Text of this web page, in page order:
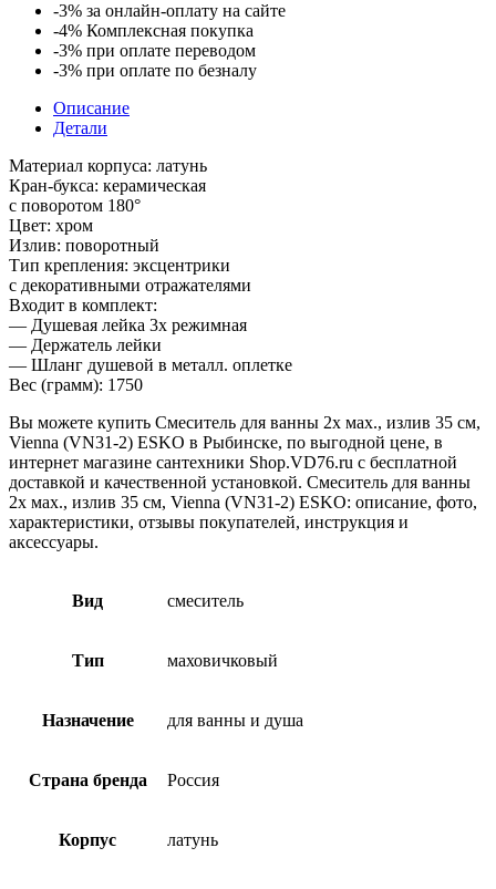
-3% за онлайн-оплату на сайте
-4% Комплексная покупка
-3% при оплате переводом
-3% при оплате по безналу
Описание
Детали
Материал корпуса: латунь
Кран-букса: керамическая
с поворотом 180°
Цвет: хром
Излив: поворотный
Тип крепления: эксцентрики
с декоративными отражателями
Входит в комплект:
— Душевая лейка 3х режимная
— Держатель лейки
— Шланг душевой в металл. оплетке
Вес (грамм): 1750
Вы можете купить Смеситель для ванны 2х мах., излив 35 см,
Vienna (VN31-2) ESKO в Рыбинске, по выгодной цене, в
интернет магазине сантехники Shop.VD76.ru с бесплатной
доставкой и качественной установкой. Смеситель для ванны
2х мах., излив 35 см, Vienna (VN31-2) ESKO: описание, фото,
характеристики, отзывы покупателей, инструкция и
аксессуары.
Вид смеситель
Тип маховичковый
Назначение для ванны и душа
Страна бренда Россия
Корпус латунь